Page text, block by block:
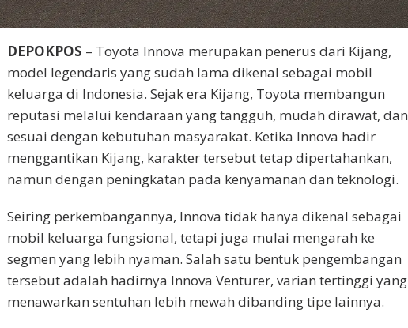
DEPOKPOS – Toyota Innova merupakan penerus dari Kijang,
model legendaris yang sudah lama dikenal sebagai mobil
keluarga di Indonesia. Sejak era Kijang, Toyota membangun
reputasi melalui kendaraan yang tangguh, mudah dirawat, dan
sesuai dengan kebutuhan masyarakat. Ketika Innova hadir
menggantikan Kijang, karakter tersebut tetap dipertahankan,
namun dengan peningkatan pada kenyamanan dan teknologi.
Seiring perkembangannya, Innova tidak hanya dikenal sebagai
mobil keluarga fungsional, tetapi juga mulai mengarah ke
segmen yang lebih nyaman. Salah satu bentuk pengembangan
tersebut adalah hadirnya Innova Venturer, varian tertinggi yang
menawarkan sentuhan lebih mewah dibanding tipe lainnya.